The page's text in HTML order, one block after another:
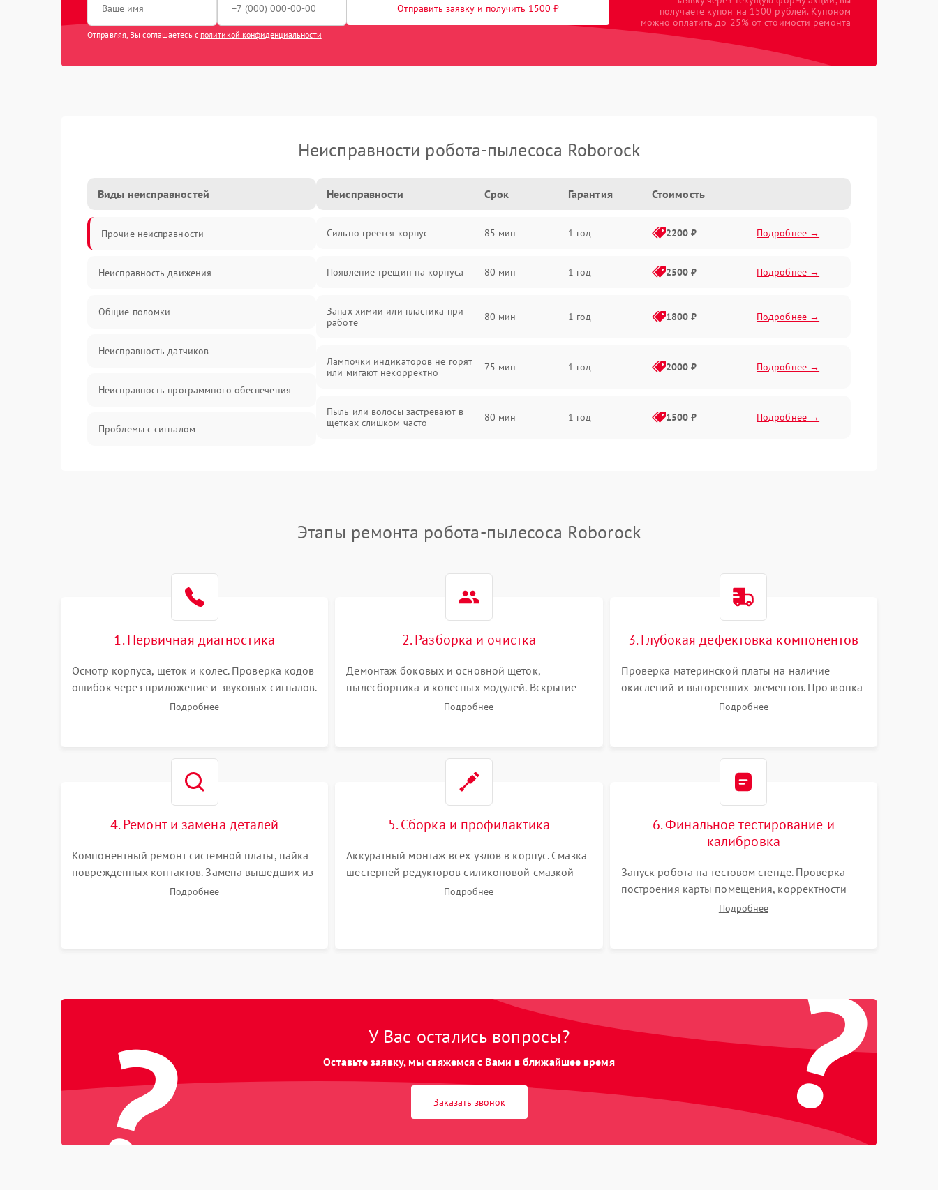
Отправить заявку и получить 1500 ₽
Отправляя, Вы соглашаетесь с политикой конфиденциальности
получаете купон на 1500 рублей. Купоном
можно оплатить до 25% от стоимости ремонта
Неисправности робота-пылесоса Roborock
Виды неисправностей
Прочие неисправности
Неисправность движения
Общие поломки
Неисправность датчиков
Неисправность программного обеспечения
Проблемы с сигналом
Программные сбои
Неисправности Срок Гарантия Стоимость
Сильно греется корпус 85 мин 1 год 2200 ₽ Подробнее →
Появление трещин на корпуса 80 мин 1 год 2500 ₽ Подробнее →
Запах химии или пластика при
работе
80 мин 1 год 1800 ₽ Подробнее →
Лампочки индикаторов не горят
или мигают некорректно
75 мин 1 год 2000 ₽ Подробнее →
Пыль или волосы застревают в
щетках слишком часто
80 мин 1 год 1500 ₽ Подробнее →
Этапы ремонта робота-пылесоса Roborock
1. Первичная диагностика
Осмотр корпуса, щеток и колес. Проверка кодов
ошибок через приложение и звуковых сигналов.
Замер емкости аккумулятора и тестирование
Подробнее
2. Разборка и очистка
Демонтаж боковых и основной щеток,
пылесборника и колесных модулей. Вскрытие
корпуса робота. Тщательная очистка внутренних
Подробнее
3. Глубокая дефектовка компонентов
Проверка материнской платы на наличие
окислений и выгоревших элементов. Прозвонка
цепей питания, тестирование приводных
Подробнее
4. Ремонт и замена деталей
Компонентный ремонт системной платы, пайка
поврежденных контактов. Замена вышедших из
строя двигателей, изношенного аккумулятора,
Подробнее
5. Сборка и профилактика
Аккуратный монтаж всех узлов в корпус. Смазка
шестерней редукторов силиконовой смазкой
для снижения шума. Установка новых
Подробнее
6. Финальное тестирование и
калибровка
Запуск робота на тестовом стенде. Проверка
построения карты помещения, корректности
навигации и обхода препятствий. Оценка силы
Подробнее
? ?
У Вас остались вопросы?
Оставьте заявку, мы свяжемся с Вами в ближайшее время
Заказать звонок